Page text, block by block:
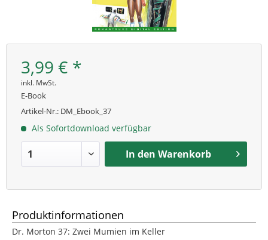
3,99 € *
inkl. MwSt.
E-Book
Artikel-Nr.: DM_Ebook_37
Als Sofortdownload verfügbar
In den Warenkorb
Produktinformationen
Dr. Morton 37: Zwei Mumien im Keller